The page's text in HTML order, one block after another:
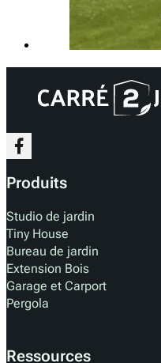
Produits
Studio de jardin
Tiny House
Bureau de jardin
Extension Bois
Garage et Carport
Pergola
Ressources